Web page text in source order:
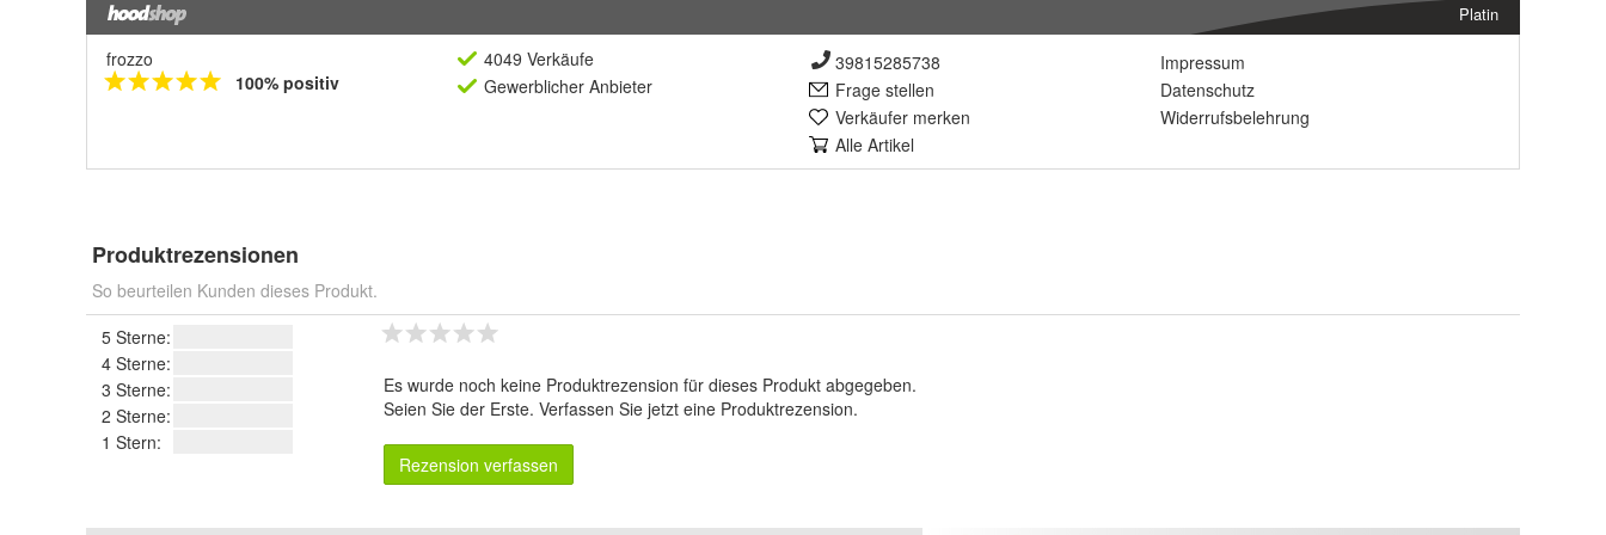
Platin
frozzo
100% positiv
4049 Verkäufe
Gewerblicher Anbieter
39815285738
Frage stellen
Verkäufer merken
Alle Artikel
Impressum
Datenschutz
Widerrufsbelehrung
Produktrezensionen
So beurteilen Kunden dieses Produkt.
5 Sterne:
4 Sterne:
3 Sterne:
2 Sterne:
1 Stern:
Es wurde noch keine Produktrezension für dieses Produkt abgegeben.
Seien Sie der Erste. Verfassen Sie jetzt eine Produktrezension.
Rezension verfassen